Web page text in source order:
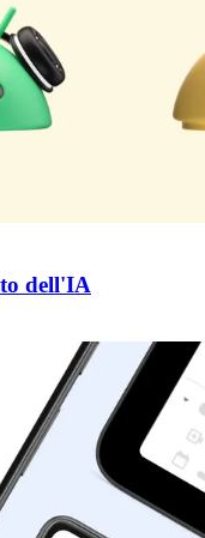
dell'IA